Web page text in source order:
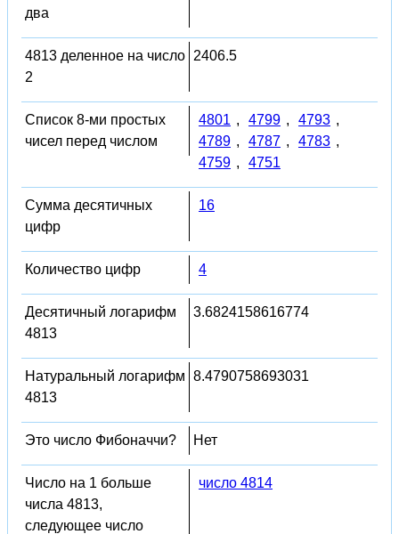
два
4813 деленное на число
2
2406.5
Список 8-ми простых
чисел перед числом
4801 , 4799 , 4793 ,
4789 , 4787 , 4783 ,
4759 , 4751
Сумма десятичных
цифр
16
Количество цифр 4
Десятичный логарифм
4813
3.6824158616774
Натуральный логарифм
4813
8.4790758693031
Это число Фибоначчи? Нет
Число на 1 больше
числа 4813,
следующее число
число 4814